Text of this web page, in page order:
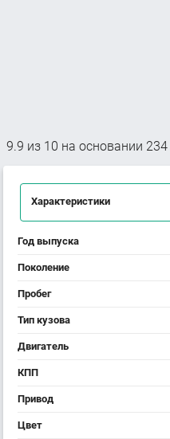
9.9 из 10 на основании 234
Характеристики
Год выпуска
Поколение
Пробег
Тип кузова
Двигатель
КПП
Привод
Цвет